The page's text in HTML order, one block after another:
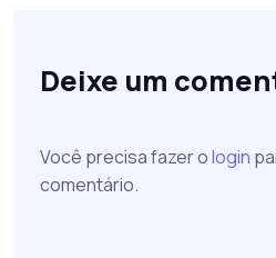
Deixe um
Você precisa fazer ologin
comentário.